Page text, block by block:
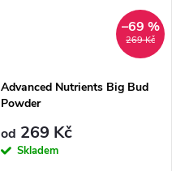
269 Kč
–69 %
Advanced Nutrients Big Bud
Powder
od 269 Kč
Skladem